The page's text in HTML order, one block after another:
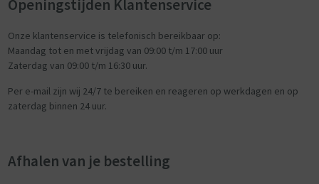
Openingstijden Klantenservice
Onze klantenservice is telefonisch bereikbaar op:
Maandag tot en met vrijdag van 09:00 t/m 17:00 uur
Zaterdag van 09:00 t/m 16:30 uur.
Per e-mail zijn wij 24/7 te bereiken en reageren op werkdagen en op
zaterdag binnen 24 uur.
Afhalen van je bestelling